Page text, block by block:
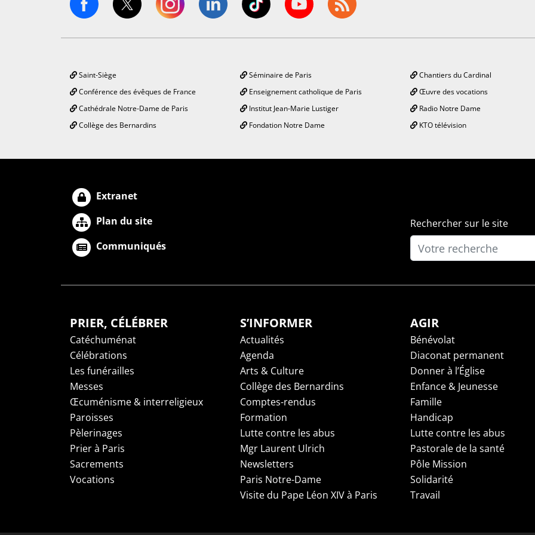
Saint-Siège
Conférence des évêques de France
Cathédrale Notre-Dame de Paris
Collège des Bernardins
Séminaire de Paris
Enseignement catholique de Paris
Institut Jean-Marie Lustiger
Fondation Notre Dame
Chantiers du Cardinal
Œuvre des vocations
Radio Notre Dame
KTO télévision
Extranet
Plan du site
Communiqués
Rechercher sur le site
PRIER, CÉLÉBRER
Catéchuménat
Célébrations
Les funérailles
Messes
Œcuménisme & interreligieux
Paroisses
Pèlerinages
Prier à Paris
Sacrements
Vocations
S’INFORMER
Actualités
Agenda
Arts & Culture
Collège des Bernardins
Comptes-rendus
Formation
Lutte contre les abus
Mgr Laurent Ulrich
Newsletters
Paris Notre-Dame
Visite du Pape Léon XIV à Paris
AGIR
Bénévolat
Diaconat permanent
Donner à l’Église
Enfance & Jeunesse
Famille
Handicap
Lutte contre les abus
Pastorale de la santé
Pôle Mission
Solidarité
Travail